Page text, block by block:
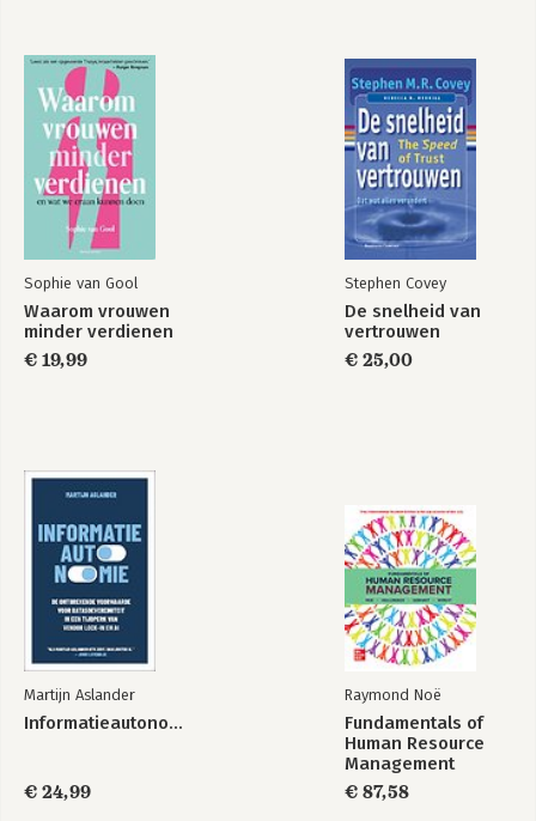
Sophie van Gool
Waarom vrouwen
minder verdienen
€ 19,99
Stephen Covey
De snelheid van
vertrouwen
€ 25,00
Martijn Aslander
Informatieautonomie
€ 24,99
Raymond Noë
Fundamentals of
Human Resource
Management
€ 87,58